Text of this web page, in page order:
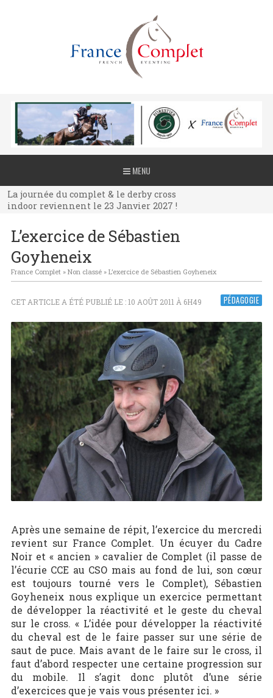
MENU
La journée du complet & le derby cross
indoor reviennent le 23 Janvier 2027 !
La journée du complet & le derby cross
indoor reviennent le 23 Janvier 2027 !
indoor reviennent le 23 Janvier 2027 !
L’exercice de Sébastien
Goyheneix
France Complet» Non classé» L’exercice de Sébastien Goyheneix
PÉDAGOGIE
CET ARTICLE A ÉTÉ PUBLIÉ LE : 10 AOÛT 2011 À 6H49
Après une semaine de répit, l’exercice du mercredi
revient sur France Complet. Un écuyer du Cadre
Noir et « ancien » cavalier de Complet (il passe de
l’écurie CCE au CSO mais au fond de lui, son cœur
est toujours tourné vers le Complet), Sébastien
Goyheneix nous explique un exercice permettant
de développer la réactivité et le geste du cheval
sur le cross. « L’idée pour développer la réactivité
du cheval est de le faire passer sur une série de
saut de puce. Mais avant de le faire sur le cross, il
faut d’abord respecter une certaine progression sur
du mobile. Il s’agit donc plutôt d’une série
d’exercices que je vais vous présenter ici. »